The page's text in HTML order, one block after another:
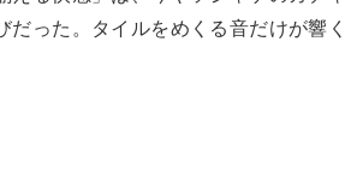
だった。タイルをめくる音だけが響